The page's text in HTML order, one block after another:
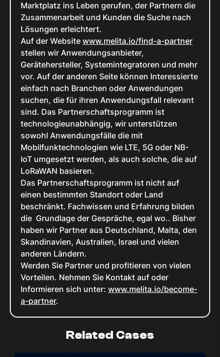
Marktplatz ins Leben gerufen, der Partnern die
Zusammenarbeit und Kunden die Suche nach
Lösungen erleichtert.
Auf der Website www.melita.io/find-a-partner
stellen wir Anwendungsanbieter,
Gerätehersteller, Systemintegratoren und mehr
vor. Auf der anderen Seite können Interessierte
einfach nach Branchen oder Anwendungen
suchen, die für ihren Anwendungsfall relevant
sind. Das Partnerschaftsprogramm ist
technologieunabhängig, wir unterstützen
sowohl Anwendungsfälle die mit
Mobilfunktechnologien wie LTE, 5G oder NB-
IoT umgesetzt werden, als auch solche, die auf
LoRaWAN basieren.
Das Partnerschaftsprogramm ist nicht auf
einen bestimmten Standort oder Land
beschränkt. Fachwissen und Erfahrung bilden
die Grundlage der Gespräche, egal wo.. Bisher
haben wir Partner aus Deutschland, Malta, den
Skandinavien, Australien, Israel und vielen
anderen Ländern.
Werden Sie Partner und profitieren von vielen
Vorteilen. Nehmen Sie Kontakt auf oder
Informieren sich unter: www.melita.io/become-
a-partner.
Related Cases